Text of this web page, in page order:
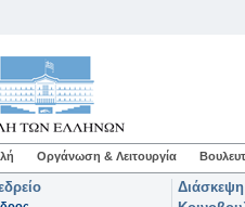
Οργάνωση & Λειτουργία